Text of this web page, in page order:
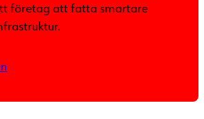
företag att fatta smartare